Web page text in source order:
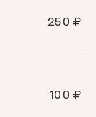
250 ₽
100 ₽